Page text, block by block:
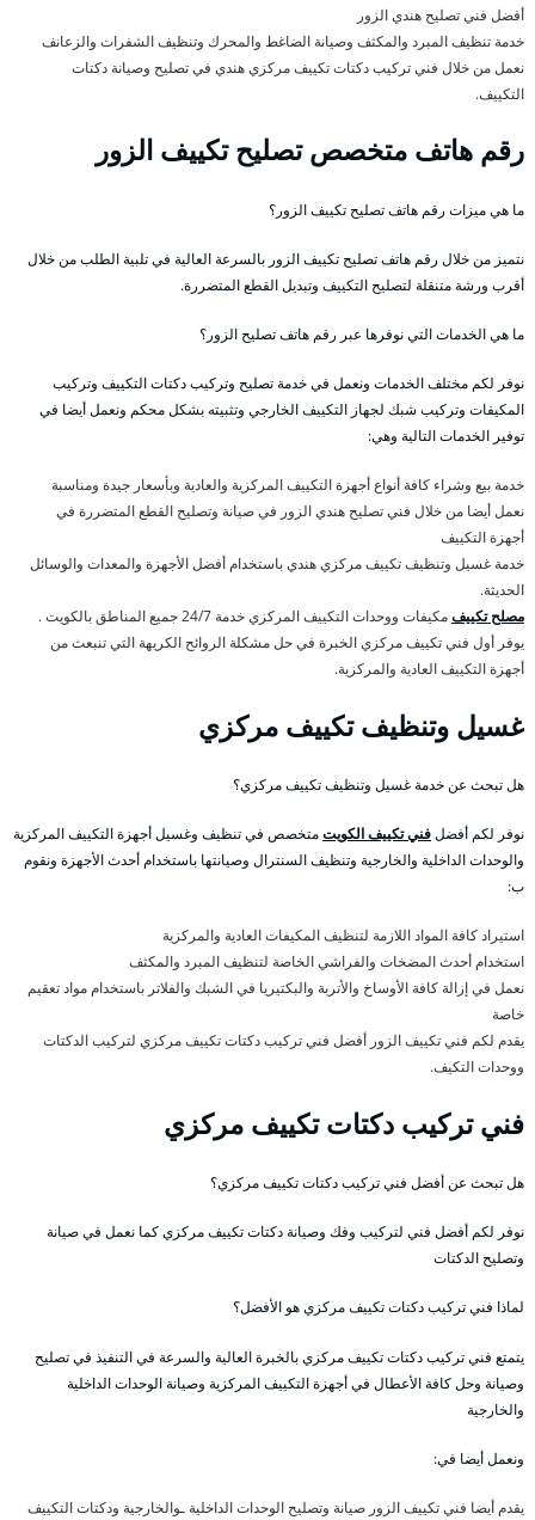
أفضل فني تصليح هندي الزور
خدمة تنظيف المبرد والمكثف وصيانة الضاغط والمحرك وتنظيف الشفرات والزعانف
نعمل من خلال فني تركيب دكتات تكييف مركزي هندي في تصليح وصيانة دكتات
التكييف.
رقم هاتف متخصص تصليح تكييف الزور
ما هي ميزات رقم هاتف تصليح تكييف الزور؟
نتميز من خلال رقم هاتف تصليح تكييف الزور بالسرعة العالية في تلبية الطلب من خلال
أقرب ورشة متنقلة لتصليح التكييف وتبديل القطع المتضررة.
ما هي الخدمات التي نوفرها عبر رقم هاتف تصليح الزور؟
نوفر لكم مختلف الخدمات ونعمل في خدمة تصليح وتركيب دكتات التكييف وتركيب
المكيفات وتركيب شبك لجهاز التكييف الخارجي وتثبيته بشكل محكم ونعمل أيضا في
توفير الخدمات التالية وهي:
خدمة بيع وشراء كافة أنواع أجهزة التكييف المركزية والعادية وبأسعار جيدة ومناسبة
نعمل أيضا من خلال فني تصليح هندي الزور في صيانة وتصليح القطع المتضررة في
أجهزة التكييف
خدمة غسيل وتنظيف تكييف مركزي هندي باستخدام أفضل الأجهزة والمعدات والوسائل
الحديثة.
مصلح تكييفمكيفات ووحدات التكييف المركزي خدمة 24/7 جميع المناطق بالكويت .
يوفر أول فني تكييف مركزي الخبرة في حل مشكلة الروائح الكريهة التي تنبعث من
أجهزة التكييف العادية والمركزية.
غسيل وتنظيف تكييف مركزي
هل تبحث عن خدمة غسيل وتنظيف تكييف مركزي؟
نوفر لكم أفضلفني تكييف الكويتمتخصص في تنظيف وغسيل أجهزة التكييف المركزية
والوحدات الداخلية والخارجية وتنظيف السنترال وصيانتها باستخدام أحدث الأجهزة ونقوم
ب:
استيراد كافة المواد اللازمة لتنظيف المكيفات العادية والمركزية
استخدام أحدث المضخات والفراشي الخاصة لتنظيف المبرد والمكثف
نعمل في إزالة كافة الأوساخ والأتربة والبكتيريا في الشبك والفلاتر باستخدام مواد تعقيم
خاصة
يقدم لكم فني تكييف الزور أفضل فني تركيب دكتات تكييف مركزي لتركيب الدكتات
ووحدات التكيف.
فني تركيب دكتات تكييف مركزي
هل تبحث عن أفضل فني تركيب دكتات تكييف مركزي؟
نوفر لكم أفضل فني لتركيب وفك وصيانة دكتات تكييف مركزي كما نعمل في صيانة
وتصليح الدكتات
لماذا فني تركيب دكتات تكييف مركزي هو الأفضل؟
يتمتع فني تركيب دكتات تكييف مركزي بالخبرة العالية والسرعة في التنفيذ في تصليح
وصيانة وحل كافة الأعطال في أجهزة التكييف المركزية وصيانة الوحدات الداخلية
والخارجية
ونعمل أيضا في:
يقدم أيضا فني تكييف الزور صيانة وتصليح الوحدات الداخلية ـوالخارجية ودكتات التكييف